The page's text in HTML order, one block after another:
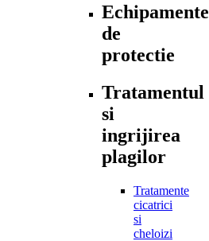
Echipamente
de
protectie
Tratamentul
si
ingrijirea
plagilor
Tratamente
cicatrici
si
cheloizi